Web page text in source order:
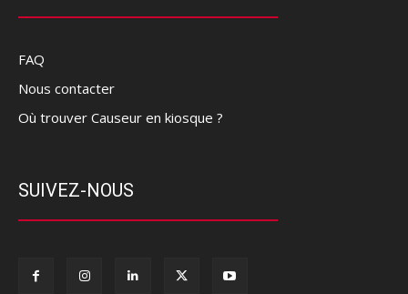
FAQ
Nous contacter
Où trouver Causeur en kiosque ?
SUIVEZ-NOUS